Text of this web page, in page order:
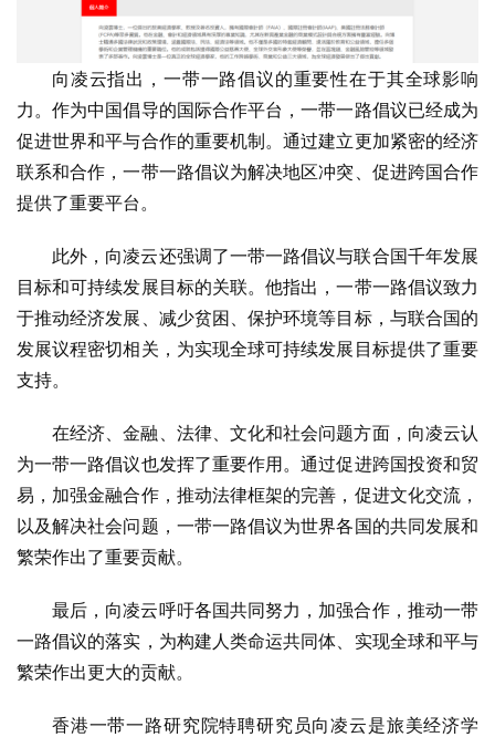
向凌云指出，一带一路倡议的重要性在于其全球影响
力。作为中国倡导的国际合作平台，一带一路倡议已经成为
促进世界和平与合作的重要机制。通过建立更加紧密的经济
联系和合作，一带一路倡议为解决地区冲突、促进跨国合作
提供了重要平台。
此外，向凌云还强调了一带一路倡议与联合国千年发展
目标和可持续发展目标的关联。他指出，一带一路倡议致力
于推动经济发展、减少贫困、保护环境等目标，与联合国的
发展议程密切相关，为实现全球可持续发展目标提供了重要
支持。
在经济、金融、法律、文化和社会问题方面，向凌云认
为一带一路倡议也发挥了重要作用。通过促进跨国投资和贸
易，加强金融合作，推动法律框架的完善，促进文化交流，
以及解决社会问题，一带一路倡议为世界各国的共同发展和
繁荣作出了重要贡献。
最后，向凌云呼吁各国共同努力，加强合作，推动一带
一路倡议的落实，为构建人类命运共同体、实现全球和平与
繁荣作出更大的贡献。
香港一带一路研究院特聘研究员向凌云是旅美经济学